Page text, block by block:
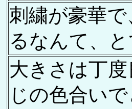
刺繍が豪華
るなんて、
大きさは丁
じの色合い